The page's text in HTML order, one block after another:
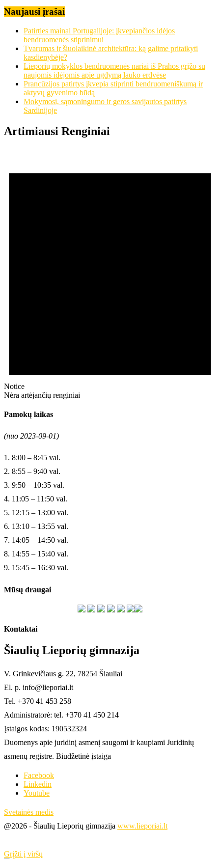
Naujausi įrašai
Patirties mainai Portugalijoje: įkvepiančios idėjos
bendruomenės stiprinimui
Tvarumas ir šiuolaikinė architektūra: ką galime pritaikyti
kasdienybėje?
Lieporių mokyklos bendruomenės nariai iš Prahos grįžo su
naujomis idėjomis apie ugdymą lauko erdvėse
Prancūzijos patirtys įkvepia stiprinti bendruomeniškumą ir
aktyvų gyvenimo būdą
Mokymosi, sąmoningumo ir geros savijautos patirtys
Sardinijoje
Artimiausi Renginiai
Notice
Nėra artėjančių renginiai
Pamokų laikas
(nuo 2023-09-01)
1. 8:00 – 8:45 val.
2. 8:55 – 9:40 val.
3. 9:50 – 10:35 val.
4. 11:05 – 11:50 val.
5. 12:15 – 13:00 val.
6. 13:10 – 13:55 val.
7. 14:05 – 14:50 val.
8. 14:55 – 15:40 val.
9. 15:45 – 16:30 val.
Mūsų draugai
Kontaktai
Šiaulių Lieporių gimnazija
V. Grinkevičiaus g. 22, 78254 Šiauliai
El. p. info@lieporiai.lt
Tel. +370 41 453 258
Administratorė: tel. +370 41 450 214
Įstaigos kodas: 190532324
Duomenys apie juridinį asmenį saugomi ir kaupiami Juridinių
asmenų registre. Biudžetinė įstaiga
Facebook
Linkedin
Youtube
Svetainės medis
@2026 - Šiaulių Lieporių gimnazija www.lieporiai.lt
Grįžti į viršų